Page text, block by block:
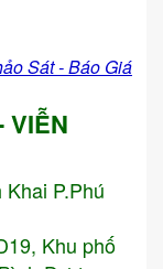
Sát - Báo Giá
VIỄN
P.Phú
Khu phố